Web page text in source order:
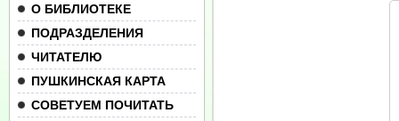
О БИБЛИОТЕКЕ
ПОДРАЗДЕЛЕНИЯ
ЧИТАТЕЛЮ
ПУШКИНСКАЯ КАРТА
СОВЕТУЕМ ПОЧИТАТЬ